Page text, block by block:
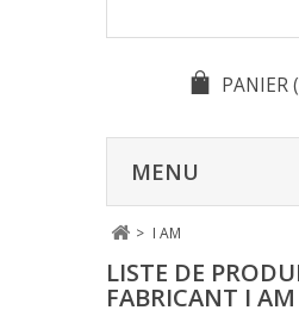
PANIER
MENU
> I AM
LISTE DE
FABRICANT I AM